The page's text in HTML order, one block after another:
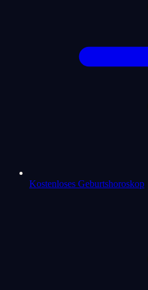
Kostenloses Geburtshoroskop